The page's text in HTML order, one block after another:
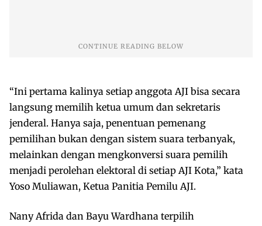
“Ini pertama kalinya setiap anggota AJI bisa secara
langsung memilih ketua umum dan sekretaris
jenderal. Hanya saja, penentuan pemenang
pemilihan bukan dengan sistem suara terbanyak,
melainkan dengan mengkonversi suara pemilih
menjadi perolehan elektoral di setiap AJI Kota,” kata
Yoso Muliawan, Ketua Panitia Pemilu AJI.
Nany Afrida dan Bayu Wardhana terpilih